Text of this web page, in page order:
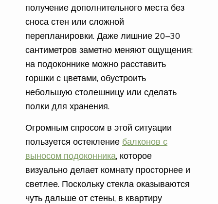
получение дополнительного места без
сноса стен или сложной
перепланировки. Даже лишние 20–30
сантиметров заметно меняют ощущения:
на подоконнике можно расставить
горшки с цветами, обустроить
небольшую столешницу или сделать
полки для хранения.
Огромным спросом в этой ситуации
пользуется остекление балконов с
выносом подоконника, которое
визуально делает комнату просторнее и
светлее. Поскольку стекла оказываются
чуть дальше от стены, в квартиру